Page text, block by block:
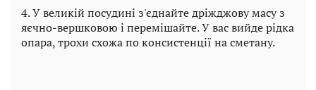
4. У великій посудині з'єднайте дріжджову масу з
яєчно-вершковою і перемішайте. У вас вийде рідка
опара, трохи схожа по консистенції на сметану.